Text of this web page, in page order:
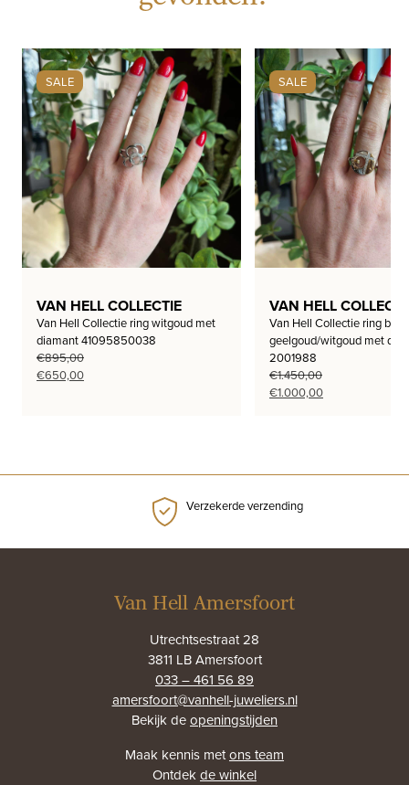
SALE
VAN HELL COLLECTIE
Van Hell Collectie ring witgoud met
diamant 41095850038
€895,00
Oorspronkelijke
€650,00Huidige
SALE
VAN HELL
Van Hell Collectie ring bi-
geelgoud/witgoud met
2001988
€1.450,00
Oorspronkelijke
€1.000,00Huidige
Verzekerde verzending
Van Hell Amersfoort
Utrechtsestraat 28
3811 LB Amersfoort
033 – 461 56 89
amersfoort@vanhell-juweliers.nl
Bekijk deopeningstijden
Maak kennis metons team
Ontdekde winkel